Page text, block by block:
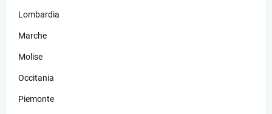
Lombardia
Marche
Molise
Occitania
Piemonte